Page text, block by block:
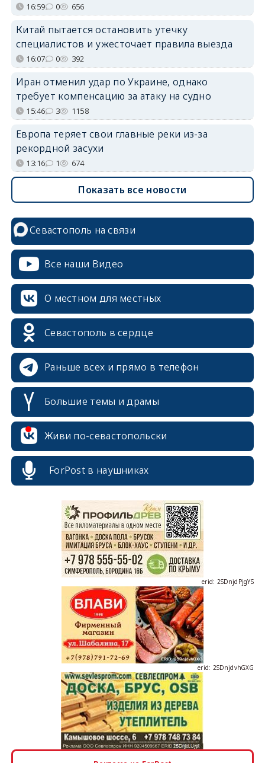
16:59 0 656
Китай пытается остановить утечку
специалистов и ужесточает правила выезда
16:07 0 392
Иран отменил удар по Украине, однако
требует компенсацию за атаку на судно
15:46 3 1158
Европа теряет свои главные реки из-за
рекордной засухи
13:16 1 674
Показать все новости
Севастополь на связи
Все наши Видео
О местном для местных
Севастополь в сердце
Раньше всех и прямо в телефон
Большие темы и драмы
Живи по-севастопольски
ForPost в наушниках
erid: 2SDnjdPjgYS
erid: 2SDnjdvhGXG
erid: 2SDnjcLUypt